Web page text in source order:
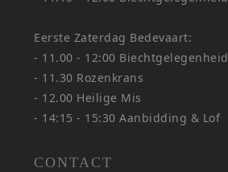
Eerste Zaterdag Bedevaart:
- 11.00 - 12:00 Biechtgelegenheid
- 11.30 Rozenkrans
- 12.00 Heilige Mis
- 14:15 - 15:30 Aanbidding & Lof
CONTACT